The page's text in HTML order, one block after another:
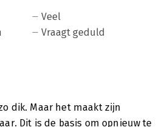
Veel
Vraagt geduld
dik. Maar het maakt zijn
Dit is de basis om opnieuw te